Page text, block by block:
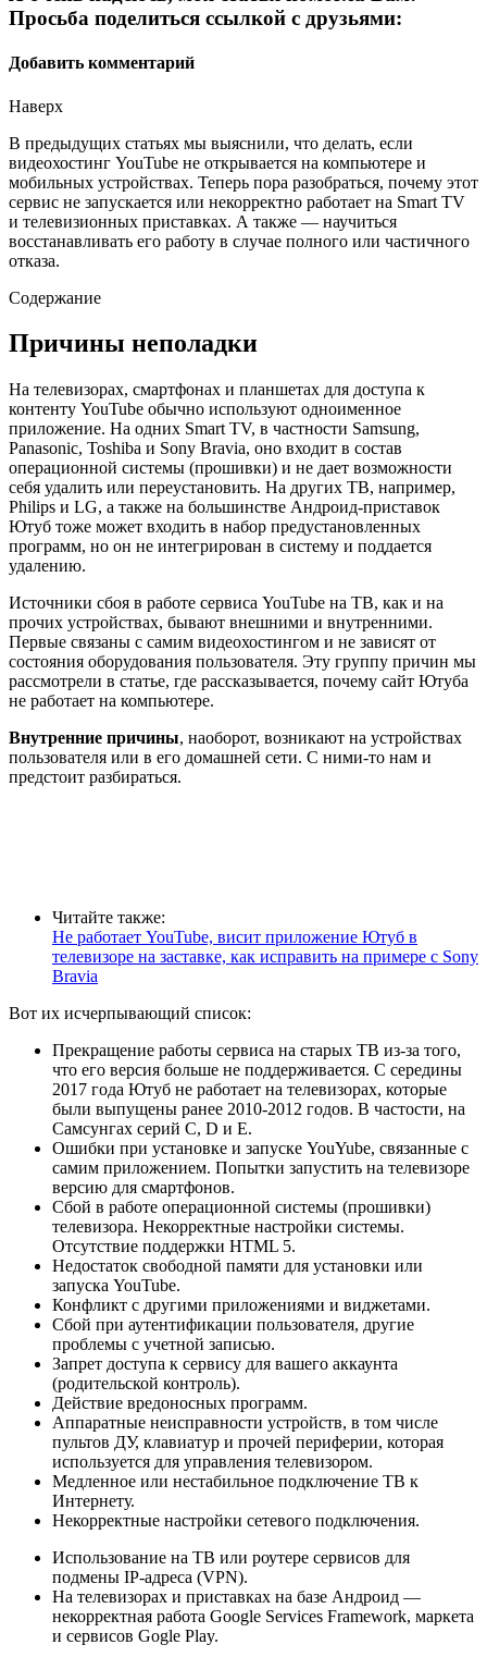
Просьба поделиться ссылкой с друзьями:
Добавить комментарий
Наверх
В предыдущих статьях мы выяснили, что делать, если
видеохостинг YouTube не открывается на компьютере и
мобильных устройствах. Теперь пора разобраться, почему этот
сервис не запускается или некорректно работает на Smart TV
и телевизионных приставках. А также — научиться
восстанавливать его работу в случае полного или частичного
отказа.
Содержание
Причины неполадки
На телевизорах, смартфонах и планшетах для доступа к
контенту YouTube обычно используют одноименное
приложение. На одних Smart TV, в частности Samsung,
Panasonic, Toshiba и Sony Bravia, оно входит в состав
операционной системы (прошивки) и не дает возможности
себя удалить или переустановить. На других ТВ, например,
Philips и LG, а также на большинстве Андроид-приставок
Ютуб тоже может входить в набор предустановленных
программ, но он не интегрирован в систему и поддается
удалению.
Источники сбоя в работе сервиса YouTube на ТВ, как и на
прочих устройствах, бывают внешними и внутренними.
Первые связаны с самим видеохостингом и не зависят от
состояния оборудования пользователя. Эту группу причин мы
рассмотрели в статье, где рассказывается, почему сайт Ютуба
не работает на компьютере.
Внутренние причины, наоборот, возникают на устройствах
пользователя или в его домашней сети. С ними-то нам и
предстоит разбираться.
Читайте также:
Не работает YouTube, висит приложение Ютуб в
телевизоре на заставке, как исправить на примере с Sony
Bravia
Вот их исчерпывающий список:
Прекращение работы сервиса на старых ТВ из-за того,
что его версия больше не поддерживается. С середины
2017 года Ютуб не работает на телевизорах, которые
были выпущены ранее 2010-2012 годов. В частости, на
Самсунгах серий C, D и E.
Ошибки при установке и запуске YouYube, связанные с
самим приложением. Попытки запустить на телевизоре
версию для смартфонов.
Сбой в работе операционной системы (прошивки)
телевизора. Некорректные настройки системы.
Отсутствие поддержки HTML 5.
Недостаток свободной памяти для установки или
запуска YouTube.
Конфликт с другими приложениями и виджетами.
Сбой при аутентификации пользователя, другие
проблемы с учетной записью.
Запрет доступа к сервису для вашего аккаунта
(родительской контроль).
Действие вредоносных программ.
Аппаратные неисправности устройств, в том числе
пультов ДУ, клавиатур и прочей периферии, которая
используется для управления телевизором.
Медленное или нестабильное подключение ТВ к
Интернету.
Некорректные настройки сетевого подключения.
Использование на ТВ или роутере сервисов для
подмены IP-адреса (VPN).
На телевизорах и приставках на базе Андроид —
некорректная работа Google Services Framework, маркета
и сервисов Gogle Play.